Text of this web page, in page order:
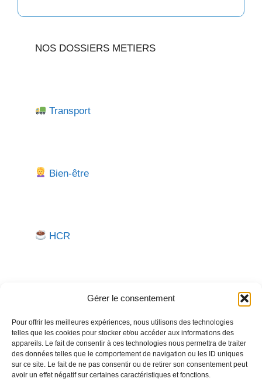
Gérer le consentement
Pour offrir les meilleures expériences, nous utilisons des technologies
telles que les cookies pour stocker et/ou accéder aux informations des
appareils. Le fait de consentir à ces technologies nous permettra de traiter
des données telles que le comportement de navigation ou les ID uniques
sur ce site. Le fait de ne pas consentir ou de retirer son consentement peut
avoir un effet négatif sur certaines caractéristiques et fonctions.
NOS DOSSIERS METIERS
Transport
Bien-être
HCR
Besoin d'aide pour créer ou gérer votre entreprise ?
Un expert vous répond.
Nous contacter →